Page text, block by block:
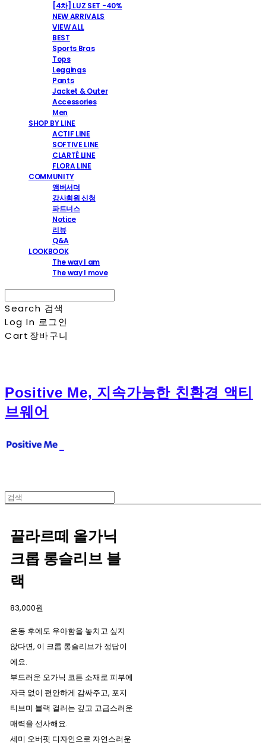
[4차] LUZ SET -40%
NEW ARRIVALS
VIEW ALL
BEST
Sports Bras
Tops
Leggings
Pants
Jacket & Outer
Accessories
Men
SHOP BY LINE
ACTIF LINE
SOFTIVE LINE
CLARTÉ LINE
FLORA LINE
COMMUNITY
앰버서더
강사회원 신청
파트너스
Notice
리뷰
Q&A
LOOKBOOK
The way I am
The way I move
Search 검색
Log In 로그인
Cart 장바구니
Positive Me, 지속가능한 친환경 액티
브웨어
끌라르떼 올가닉
크롭 롱슬리브 블
랙
83,000원
⁠운동 후에도 우아함을 놓치고 싶지
않다면, 이 크롭 롱슬리브가 정답이
에요.
부드러운 오가닉 코튼 소재로 피부에
자극 없이 편안하게 감싸주고, 포지
티브미 블랙 컬러는 깊고 고급스러운
매력을 선사해요.
세미 오버핏 디자인으로 자연스러운